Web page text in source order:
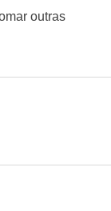
outras